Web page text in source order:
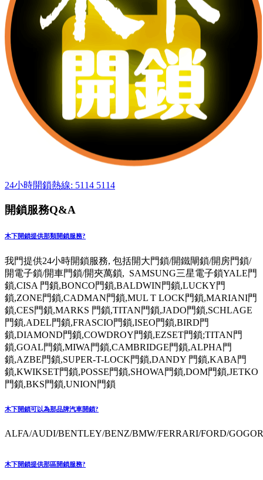
24小時開鎖熱線: 5114 5114
開鎖服務Q&A
木下開鎖提供那類開鎖服務?
我門提供24小時開鎖服務, 包括開大門鎖/開鐵閘鎖/開房門鎖/
開電子鎖/開車門鎖/開夾萬鎖, SAMSUNG三星電子鎖YALE門
鎖,CISA 門鎖,BONCO門鎖,BALDWIN門鎖,LUCKY門
鎖,ZONE門鎖,CADMAN門鎖,MUL T LOCK門鎖,MARIANI門
鎖,CES門鎖,MARKS 門鎖,TITAN門鎖,JADO門鎖,SCHLAGE
門鎖,ADEL門鎖,FRASCIO門鎖,ISEO門鎖,BIRD門
鎖,DIAMOND門鎖,COWDROY門鎖,EZSET門鎖;TITAN門
鎖,GOAL門鎖,MIWA門鎖,CAMBRIDGE門鎖,ALPHA門
鎖,AZBE門鎖,SUPER-T-LOCK門鎖,DANDY 門鎖,KABA門
鎖,KWIKSET門鎖,POSSE門鎖,SHOWA門鎖,DOM門鎖,JETKO
門鎖,BKS門鎖,UNION門鎖
木下開鎖可以為那品牌汽車開鎖?
ALFA/AUDI/BENTLEY/BENZ/BMW/FERRARI/FORD/
木下開鎖提供那區開鎖服務?